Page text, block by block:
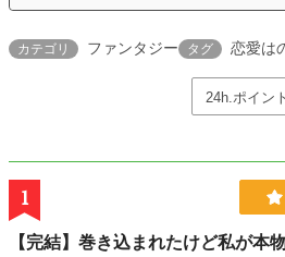
カテゴリ ファンタジー タグ 恋愛は
1
【完結】巻き込まれたけど私が